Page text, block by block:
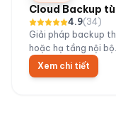
Cloud Backup
4.9(34)
Giải pháp backup
hoặc hạ tầng nội
Xem chi tiết